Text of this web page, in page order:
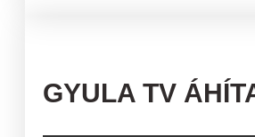
GYULA TV